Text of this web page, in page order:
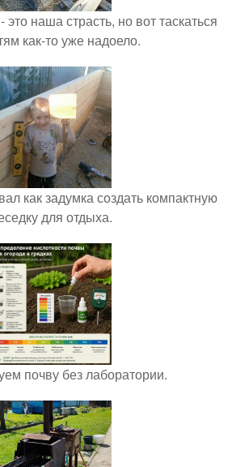
наша страсть, но вот таскаться
как-то уже надоело.
как задумка создать компактную
для отдыха.
почву без лаборатории.